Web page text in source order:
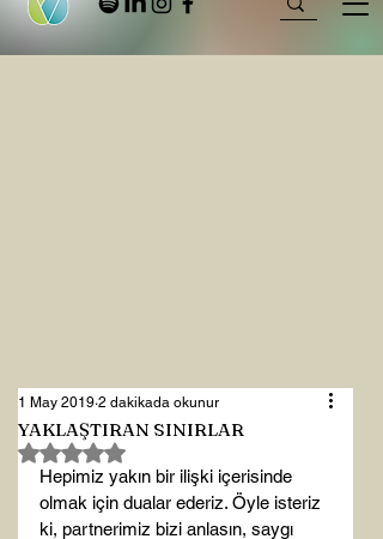
YAKLAŞTIRAN SINIRLAR
1 May 2019 2 dakikada okunur
5 üzerinden NaN yıldız
Hepimiz yakın bir ilişki içerisinde
olmak için dualar ederiz. Öyle isteriz
ki, partnerimiz bizi anlasın, saygı